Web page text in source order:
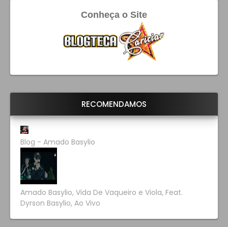
Conheça o Site
RECOMENDAMOS
Blog - Amado Basylio
Amado Basylio, Vida De Vaqueiro e Viola, Feat.
Dyrson Basylio, Ao Vivo